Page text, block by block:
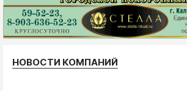
НОВОСТИ КОМПАНИЙ